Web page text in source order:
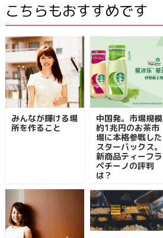
こちらもおすすめです
みんなが輝ける場
所を作ること
中国発。市場規模
約1兆円のお茶市
場に本格参戦した
スターバックス。
新商品ティーフラ
ペチーノの評判
は？